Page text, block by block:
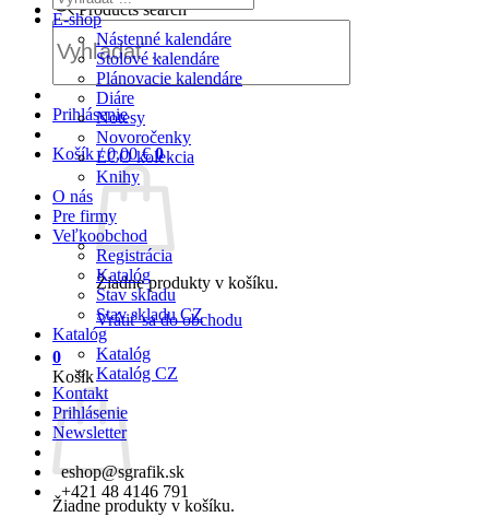
Products search
Prihlásenie
Košík /0,00€ 0
Žiadne produkty v košíku.
Vrátiť sa do obchodu
0
Košík
Žiadne produkty v košíku.
E-shop
Nástenné kalendáre
Stolové kalendáre
Plánovacie kalendáre
Diáre
Notesy
Novoročenky
ECO kolekcia
Knihy
O nás
Pre firmy
Veľkoobchod
Registrácia
Katalóg
Stav skladu
Stav skladu CZ
Katalóg
Katalóg
Katalóg CZ
Kontakt
Prihlásenie
Newsletter
eshop@sgrafik.sk
+421 48 4146 791